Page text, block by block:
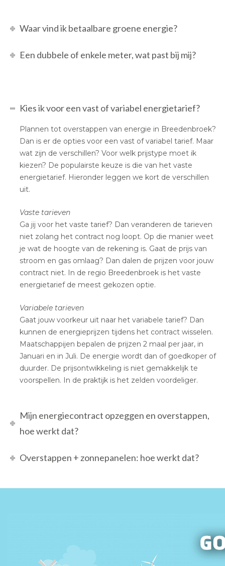
Waar vind ik betaalbare groene energie?
Een dubbele of enkele meter, wat past bij mij?
Kies ik voor een vast of variabel energietarief?
Plannen tot overstappen van energie in Breedenbroek?
Dan is er de opties voor een vast of variabel tarief. Maar
wat zijn de verschillen? Voor welk prijstype moet ik
kiezen? De populairste keuze is die van het vaste
energietarief. Hieronder leggen we kort de verschillen
uit.
Vaste tarieven
Ga jij voor het vaste tarief? Dan veranderen de tarieven
niet zolang het contract nog loopt. Op die manier weet
je wat de hoogte van de rekening is. Gaat de prijs van
stroom en gas omlaag? Dan dalen de prijzen voor jouw
contract niet. In de regio Breedenbroek is het vaste
energietarief de meest gekozen optie.
Variabele tarieven
Gaat jouw voorkeur uit naar het variabele tarief? Dan
kunnen de energieprijzen tijdens het contract wisselen.
Maatschappijen bepalen de prijzen 2 maal per jaar, in
Januari en in Juli. De energie wordt dan of goedkoper of
duurder. De prijsontwikkeling is niet gemakkelijk te
voorspellen. In de praktijk is het zelden voordeliger.
Mijn energiecontract opzeggen en overstappen,
hoe werkt dat?
Overstappen + zonnepanelen: hoe werkt dat?